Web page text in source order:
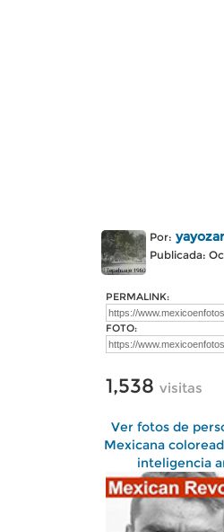
Por:
Publicada:
PERMALINK:
FOTO:
1,538 visitas
Ver fotos de
Mexicana
inteligencia